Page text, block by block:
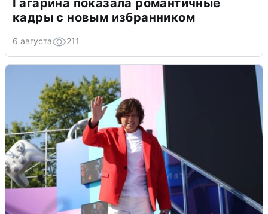
Гагарина показала романтичные
кадры с новым избранником
6 августа 211